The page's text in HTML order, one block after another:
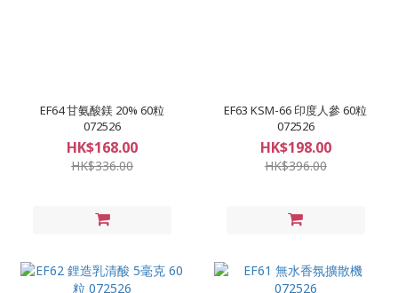
EF64 甘氨酸鎂 20% 60粒
072526
HK$168.00
HK$336.00
EF63 KSM-66 印度人參 60粒
072526
HK$198.00
HK$396.00